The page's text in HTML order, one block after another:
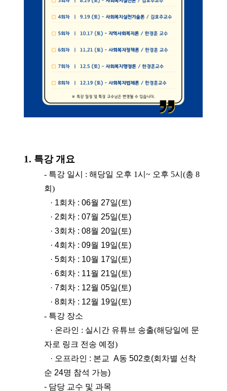
1. 특강 개요
- 특강 일시 : 해당일 오후 1시~ 오후 5시(총 8
회)
· 1회차 : 06월 27일(토)
· 2회차 : 07월 25일(토)
· 3회차 : 08월 20일(토)
· 4회차 : 09월 19일(토)
· 5회차 : 10월 17일(토)
· 6회차 : 11월 21일(토)
· 7회차 : 12월 05일(토)
· 8회차 : 12월 19일(토)
- 특강 장소
· 온라인 : 실시간 유튜브 송출(해당일에 문
자로 링크 전송 예정)
· 오프라인 : 본교 A동 502호(회차별 선착
순 24명 참석 가능)
- 담당 교수 및 과목